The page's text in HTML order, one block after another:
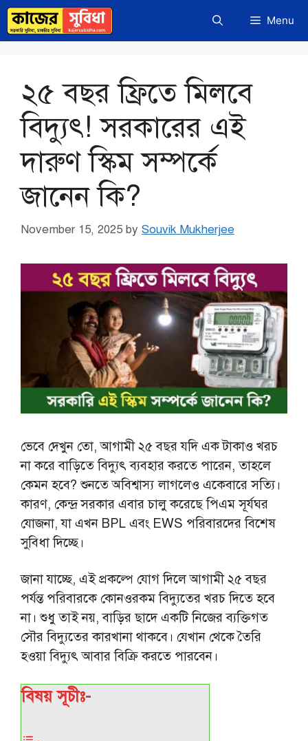
Skip
content
Menu
২৫ বছর ফ্রিতে মিলবে
বিদ্যুৎ! সরকারের এই
দারুণ স্কিম সম্পর্কে
জানেন কি?
November 15, 2025 by Souvik Mukherjee
ভেবে দেখুন তো, আগামী ২৫ বছর যদি এক টাকাও খরচ
না করে বাড়িতে বিদ্যুৎ ব্যবহার করতে পারেন, তাহলে
কেমন হবে? শুনতে অবিশ্বাস্য লাগলেও একেবারে সত্যি।
কারণ, কেন্দ্র সরকার এবার চালু করেছে পিএম সূর্যঘর
যোজনা, যা এখন BPL এবং EWS পরিবারদের বিশেষ
সুবিধা দিচ্ছে।
জানা যাচ্ছে, এই প্রকল্পে যোগ দিলে আগামী ২৫ বছর
পর্যন্ত পরিবারকে কোনওরকম বিদ্যুতের খরচ দিতে হবে
না। শুধু তাই নয়, বাড়ির ছাদে একটি নিজের ব্যক্তিগত
সৌর বিদ্যুতের কারখানা থাকবে। যেখান থেকে তৈরি
হওয়া বিদ্যুৎ আবার বিক্রি করতে পারবেন।
বিষয় সূচীঃ-